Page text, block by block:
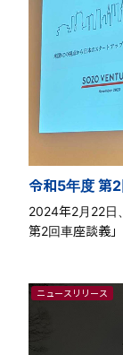
令和5年度 第
2024年2月22日
第2回車座談義
ニュースリリース